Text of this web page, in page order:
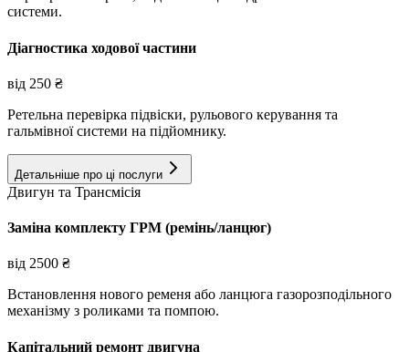
системи.
Діагностика ходової частини
від 250 ₴
Ретельна перевірка підвіски, рульового керування та
гальмівної системи на підйомнику.
Детальніше про ці послуги
Двигун та Трансмісія
Заміна комплекту ГРМ (ремінь/ланцюг)
від 2500 ₴
Встановлення нового ременя або ланцюга газорозподільного
механізму з роликами та помпою.
Капітальний ремонт двигуна